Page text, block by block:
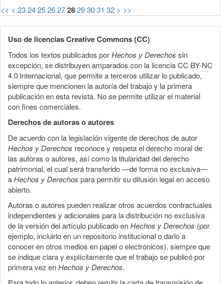
<< < 232425262728293031 32 > >>
Uso de licencias Creative Commons (CC)
Todos los textos publicados porHechos y Derechos sin
excepción, se distribuyen amparados con la licencia CC BY-NC
4.0 Internacional, que permite a terceros utilizar lo publicado,
siempre que mencionen la autoría del trabajo y la primera
publicación en esta revista. No se permite utilizar el material
con fines comerciales.
Derechos de autoras o autores
De acuerdo con la legislación vigente de derechos de autor
Hechos y Derechos reconoce y respeta el derecho moral de
las autoras o autores, así como la titularidad del derecho
patrimonial, el cual será transferido —de forma no exclusiva—
aHechos y Derechos para permitir su difusión legal en acceso
abierto.
Autoras o autores pueden realizar otros acuerdos contractuales
independientes y adicionales para la distribución no exclusiva
de la versión del artículo publicado enHechos y Derechos (por
ejemplo, incluirlo en un repositorio institucional o darlo a
conocer en otros medios en papel o electrónicos), siempre que
se indique clara y explícitamente que el trabajo se publicó por
primera vez enHechos y Derechos.